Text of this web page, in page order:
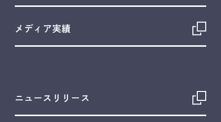
メディア実績
ニュースリリース